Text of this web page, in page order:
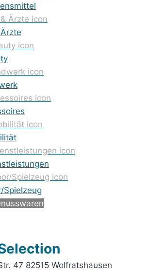
Spielzeug
47 82515 Wolfratshausen